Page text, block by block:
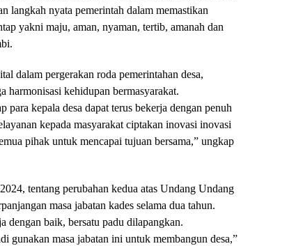
langkah nyata pemerintah dalam memastikan
yakni maju, aman, nyaman, tertib, amanah dan
dalam pergerakan roda pemerintahan desa,
harmonisasi kehidupan bermasyarakat.
para kepala desa dapat terus bekerja dengan penuh
kepada masyarakat ciptakan inovasi inovasi
pihak untuk mencapai tujuan bersama,” ungkap
tentang perubahan kedua atas Undang Undang
masa jabatan kades selama dua tahun.
baik, bersatu padu dilapangkan.
gunakan masa jabatan ini untuk membangun desa,”